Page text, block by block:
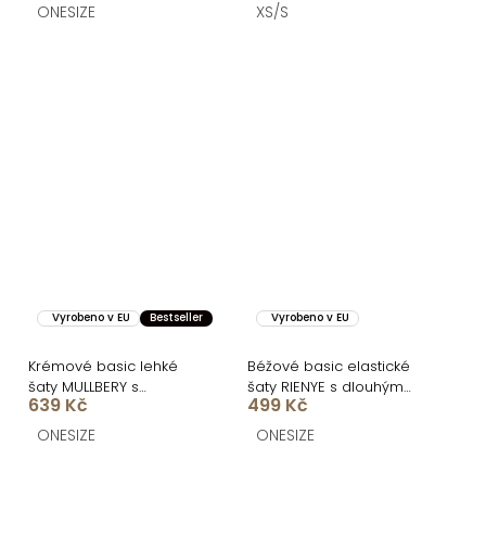
ONESIZE XS/S
Vyrobeno v EU Bestseller
Krémové basic lehké
šaty MULLBERY s
výstřihem
639 Kč
ONESIZE
Vyrobeno v EU
Béžové basic elastické
šaty RIENYE s dlouhým
rukávem
499 Kč
ONESIZE